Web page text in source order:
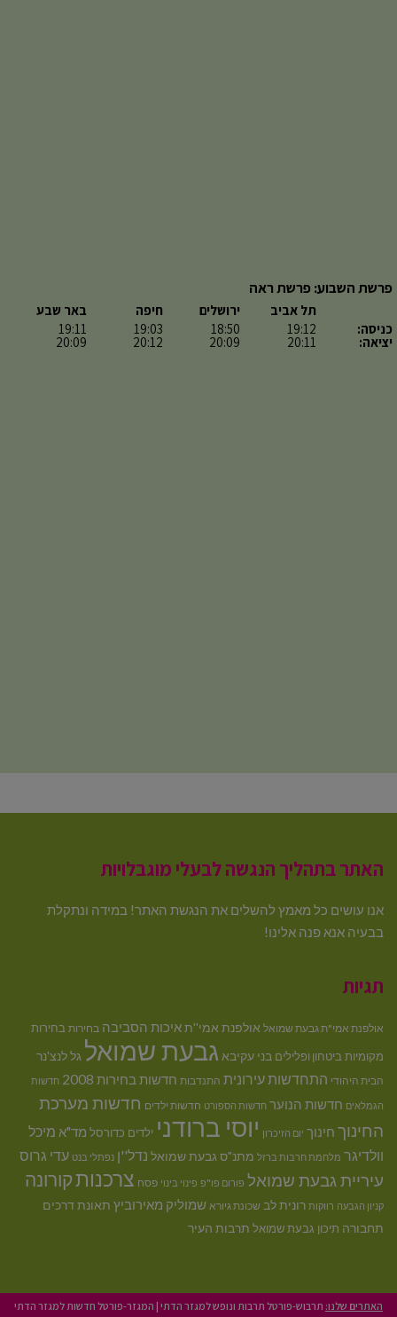
פרשת השבוע: פרשת ראה
כניסה:
יציאה:
תל אביב
19:12
20:11
ירושלים
18:50
20:09
חיפה
19:03
20:12
באר שבע
19:11
20:09
האתר בתהליך הנגשה לבעלי מוגבלויות
אנו עושים כל מאמץ להשלים את הנגשת האתר! במידה ונתקלת
בבעיה אנא פנה אלינו!
תגיות
אולפנת אמי"ת גבעת שמואל אולפנת אמי''תאיכות הסביבה בחירות בחירות
מקומיותביטחון ופלילים בני עקיבא גבעת שמואל גל לנצ'נר
הבית היהודי התחדשות עירונית התנדבות חדשות בחירות 2008 חדשות
הגמלאים חדשות הנוער חדשות הספורט חדשות ילדים חדשות מערכת
החינוך חינוך יום הזיכרון יוסי ברודני ילדים כדורסל מד"א מיכל
וולדיגר מלחמת חרבות ברזל מתנ"ס גבעת שמואל נדל''ן נפתלי בנט עדי גרוס
עיריית גבעת שמואל פורום פו"פ פינוי בינוי פסח צרכנותקורונה
קניון הגבעה רווקות רונית לב שכונת גיורא שמוליק מאירוביץ תאונת דרכים
תחבורה תיכון גבעת שמואל תרבות העיר
האתרים שלנו: תרבוש-פורטל תרבות ונופש למגזר הדתי | המגזר-פורטל חדשות למגזר הדתי